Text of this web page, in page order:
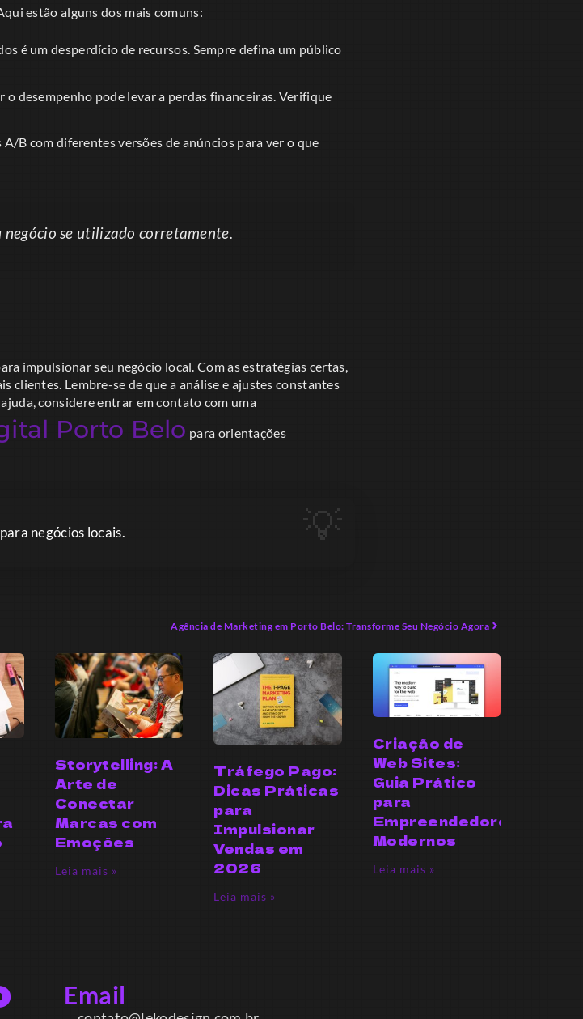
estão alguns dos mais comuns:
é um desperdício de recursos. Sempre defina um público
o desempenho pode levar a perdas financeiras. Verifique
A/B com diferentes versões de anúncios para ver o que
se utilizado corretamente.
impulsionar seu negócio local. Com as estratégias certas,
clientes. Lembre-se de que a análise e ajustes constantes
considere entrar em contato com uma
Porto Belo para orientações
negócios locais.
Agência de Marketing em Porto Belo: Transforme Seu Negócio Agora
Storytelling: A
Arte de
Conectar
Marcas com
Emoções
Leia mais »
Tráfego Pago:
Dicas Práticas
para
Impulsionar
Vendas em
2026
Leia mais »
Criação de
Web Sites:
Guia Prático
para
Empreendedores
Modernos
Leia mais »
Email